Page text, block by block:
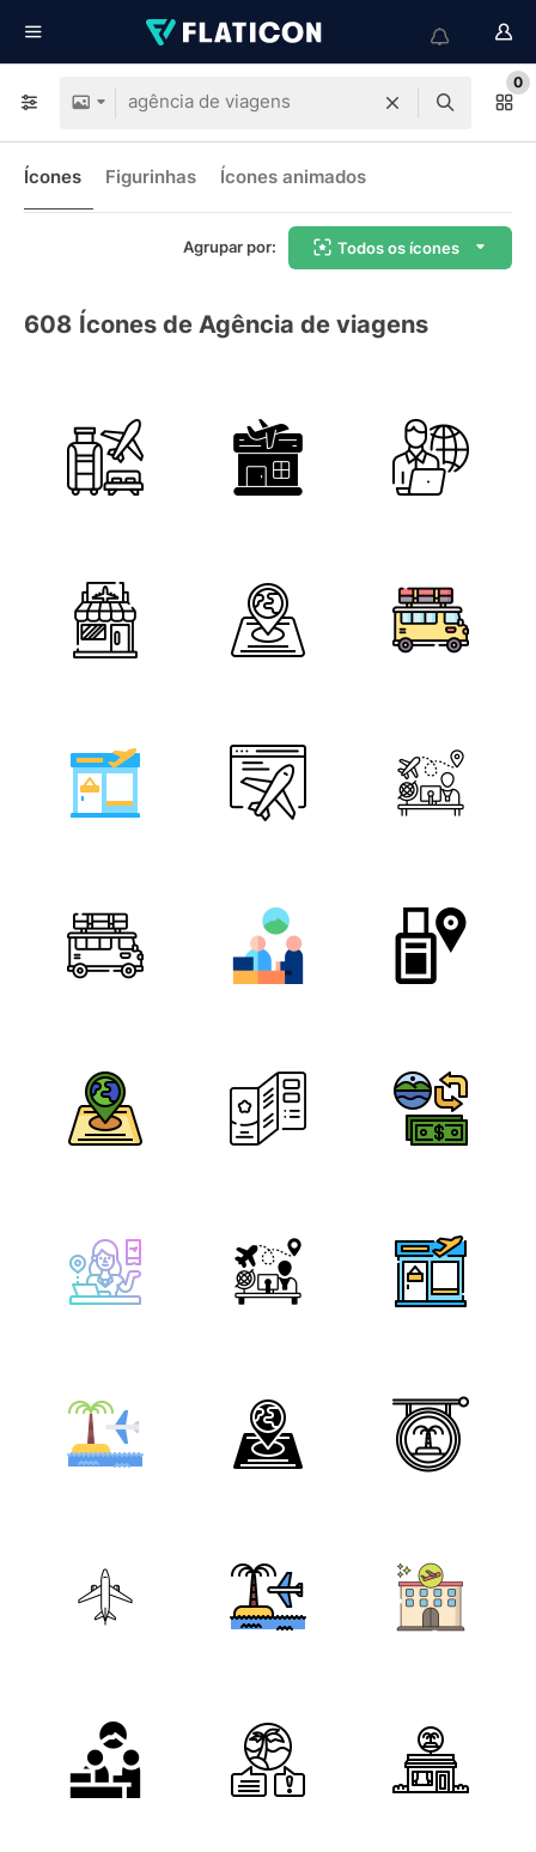
0
Ícones Figurinhas Ícones animados
Agrupar por: Todos os ícones
608 Ícones de Agência de viagens